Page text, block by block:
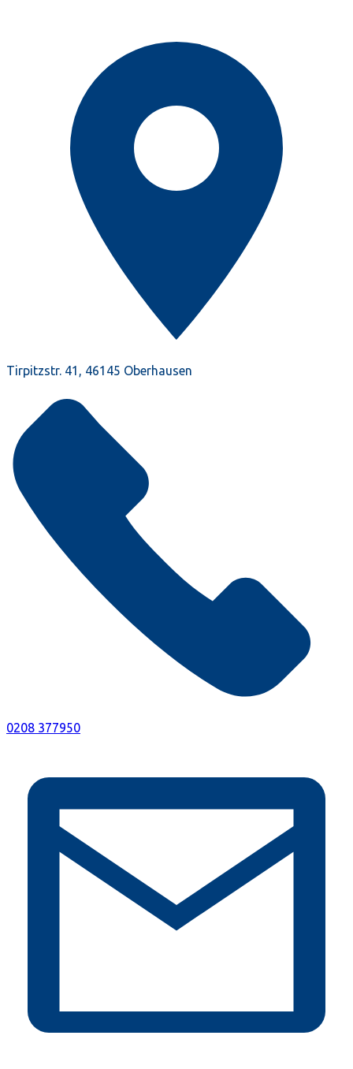
Tirpitzstr. 41, 46145 Oberhausen
0208 377950